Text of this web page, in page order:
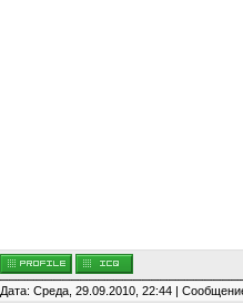
Дата: Среда, 29.09.2010, 22:44 |